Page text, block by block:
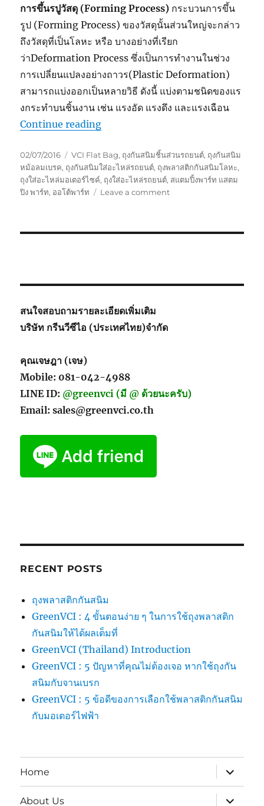
การขึ้นรปูวัสดุ (Forming Process) กระบวนการขึ้น
รูป (Forming Process) ของวัสดุนั้นส่วนใหญ่จะกล่าว
ถึงวัสดุที่เป็นโลหะ หรือ บางอย่างที่เรียก
ว่าDeformation Process ซึ่งเป็นการทํางานในช่วง
การเปลี่ยนแปลงอย่างถาวร(Plastic Deformation)
สามารถแบ่งออกเป็นหลายวิธี ดังนี้ แบ่งตามชนิดของแร
งกระทําบนชิ้นงาน เช่น แรงอัด แรงดึง และแรงเฉือน
Continue reading“VCi Bag for Metal Stamping
Posted
on
02/07/2016 Tags
VCI Flat Bag, ถุงกันสนิมชิ้นส่วนรถยนต์, ถุงกันสนิม
หม้อลมเบรค, ถุงกันสนิมใส่อะไหล่รถยนต์, ถุงพลาสติกกันสนิมโลหะ,
ถุงใส่อะไหล่มอเตอร์ไซค์, ถุงใส่อะไหล่รถยนต์, สแตมปิ้งพาร์ท แสตม
ปิง พาร์ท, ออโต้พาร์ท Leave a commenton
สนใจสอบถามรายละเอียดเพิ่มเติม
บริษัท กรีนวีซีไอ (ประเทศไทย)จำกัด
คุณเจษฎา (เจษ)
Mobile: 081-042-4988
LINE ID: @greenvci (มี @ ด้วยนะครับ)
Email: sales@greenvci.co.th
RECENT POSTS
ถุงพลาสติกกันสนิม
GreenVCI : 4 ขั้นตอนง่าย ๆ ในการใช้ถุงพลาสติก
กันสนิมให้ได้ผลเต็มที่
GreenVCI (Thailand) Introduction
GreenVCI : 5 ปัญหาที่คุณไม่ต้องเจอ หากใช้ถุงกัน
สนิมกับจานเบรก
GreenVCI : 5 ข้อดีของการเลือกใช้พลาสติกกันสนิม
กับมอเตอร์ไฟฟ้า
Home
expand
child
menu
About Us
expand